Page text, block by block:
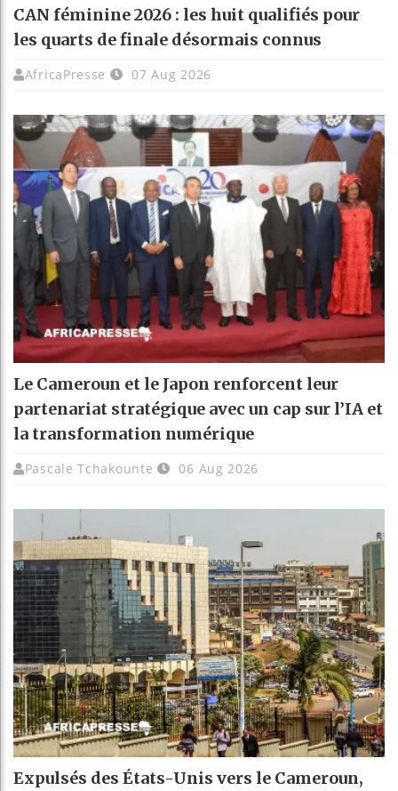
CAN féminine 2026 : les huit qualifiés pour
les quarts de finale désormais connus
AfricaPresse 07 Aug 2026
Le Cameroun et le Japon renforcent leur
partenariat stratégique avec un cap sur l’IA et
la transformation numérique
Pascale Tchakounte 06 Aug 2026
Expulsés des États-Unis vers le Cameroun,